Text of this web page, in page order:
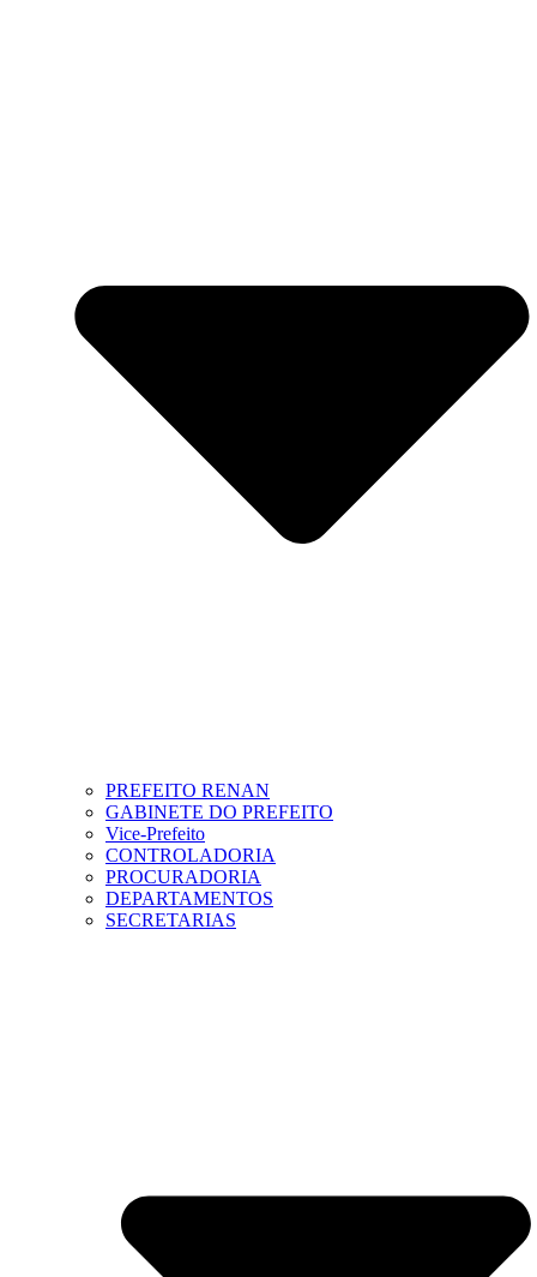
PREFEITO RENAN
GABINETE DO PREFEITO
Vice-Prefeito
CONTROLADORIA
PROCURADORIA
DEPARTAMENTOS
SECRETARIAS